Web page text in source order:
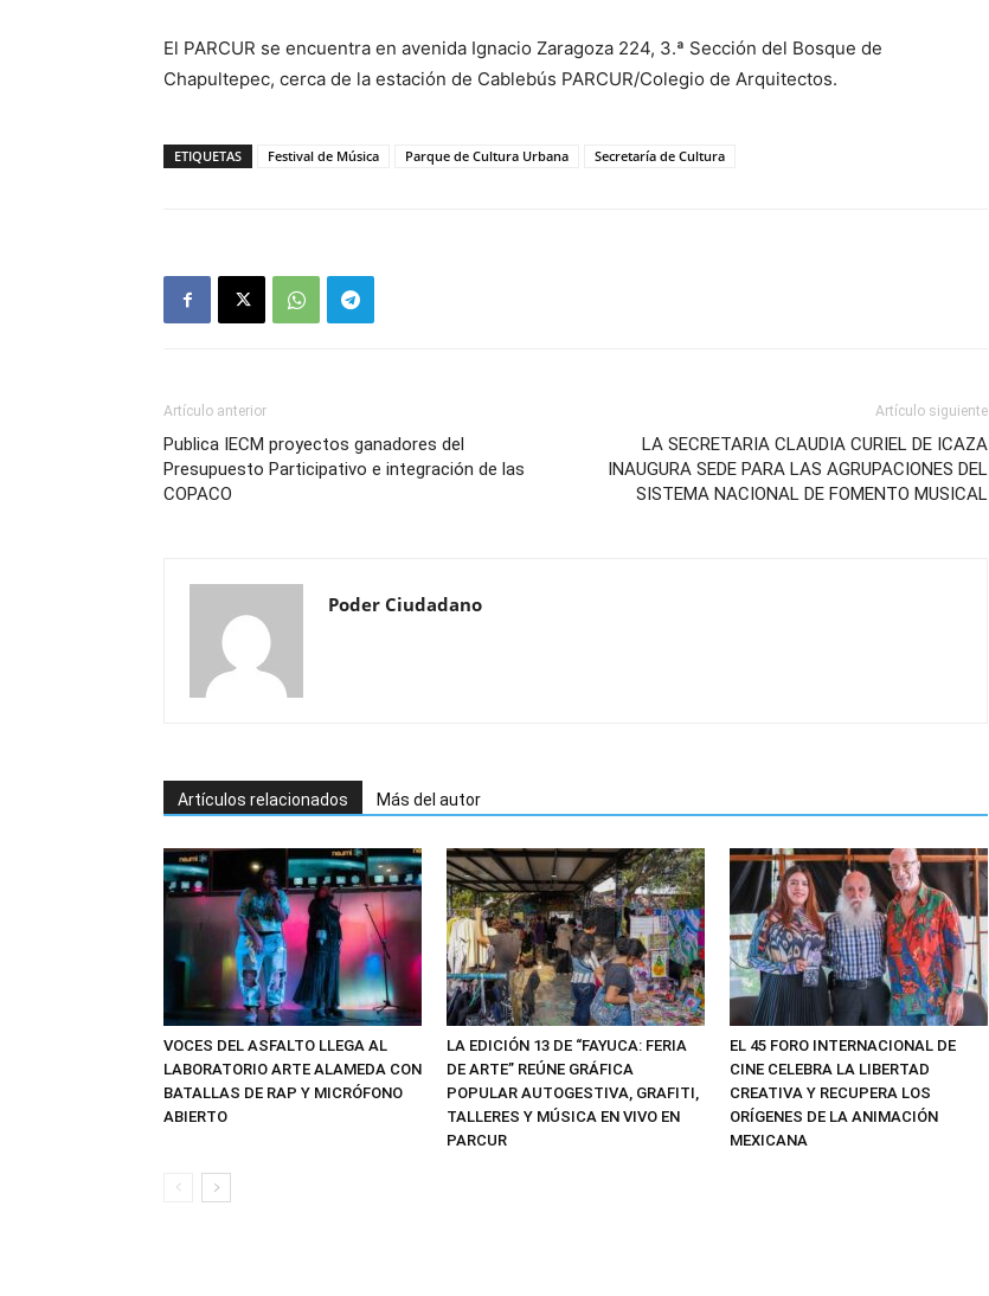
El PARCUR se encuentra en avenida Ignacio Zaragoza 224, 3.ª Sección del Bosque de
Chapultepec, cerca de la estación de Cablebús PARCUR/Colegio de Arquitectos.
ETIQUETAS Festival de Música Parque de Cultura Urbana Secretaría de Cultura
Artículo anterior
Publica IECM proyectos ganadores del
Presupuesto Participativo e integración de las
COPACO
Artículo siguiente
LA SECRETARIA CLAUDIA CURIEL DE ICAZA
INAUGURA SEDE PARA LAS AGRUPACIONES DEL
SISTEMA NACIONAL DE FOMENTO MUSICAL
Poder Ciudadano
Artículos relacionados Más del autor
VOCES DEL ASFALTO LLEGA AL
LABORATORIO ARTE ALAMEDA CON
BATALLAS DE RAP Y MICRÓFONO
ABIERTO
LA EDICIÓN 13 DE “FAYUCA: FERIA
DE ARTE” REÚNE GRÁFICA
POPULAR AUTOGESTIVA, GRAFITI,
TALLERES Y MÚSICA EN VIVO EN
PARCUR
EL 45 FORO INTERNACIONAL DE
CINE CELEBRA LA LIBERTAD
CREATIVA Y RECUPERA LOS
ORÍGENES DE LA ANIMACIÓN
MEXICANA